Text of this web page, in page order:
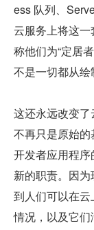
ess 队列、
云服务上将这
称他们为“定居
不是一切都从绘
这还永远改变
不再只是原始
开发者应用程
新的职责。因
到人们可以在
情况，以及它们